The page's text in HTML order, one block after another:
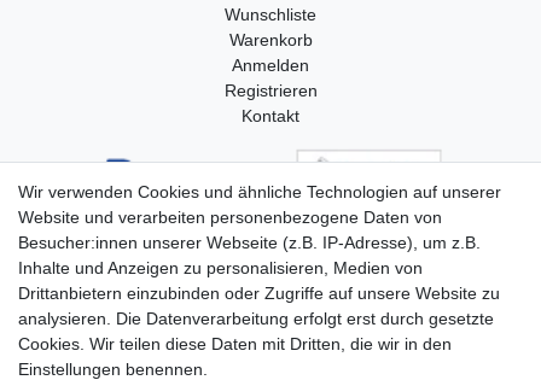
Wunschliste
Warenkorb
Anmelden
Registrieren
Kontakt
Wir verwenden Cookies und ähnliche Technologien auf unserer
Website und verarbeiten personenbezogene Daten von
Besucher:innen unserer Webseite (z.B. IP-Adresse), um z.B.
Inhalte und Anzeigen zu personalisieren, Medien von
Drittanbietern einzubinden oder Zugriffe auf unsere Website zu
analysieren. Die Datenverarbeitung erfolgt erst durch gesetzte
Cookies. Wir teilen diese Daten mit Dritten, die wir in den
Einstellungen benennen.